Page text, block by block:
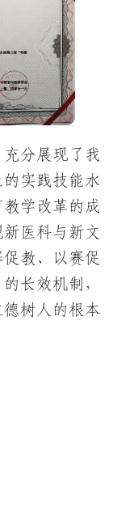
分展现了我
实践技能水
学改革的成
医科与新文
教、以赛促
长效机制，
树人的根本